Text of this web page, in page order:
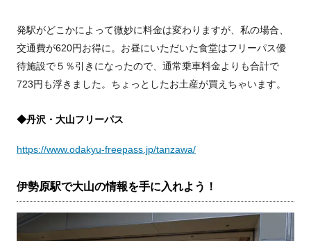
発駅がどこかによって微妙に料金は変わりますが、私の場合、
交通費が620円お得に。お昼にいただいた食堂はフリーパス優
待施設で５％引きになったので、通常乗車料金よりも合計で
723円も浮きました。ちょっとしたお土産が買えちゃいます。
◆丹沢・大山フリーパス
https://www.odakyu-freepass.jp/tanzawa/
伊勢原駅で大山の情報を手に入れよう！